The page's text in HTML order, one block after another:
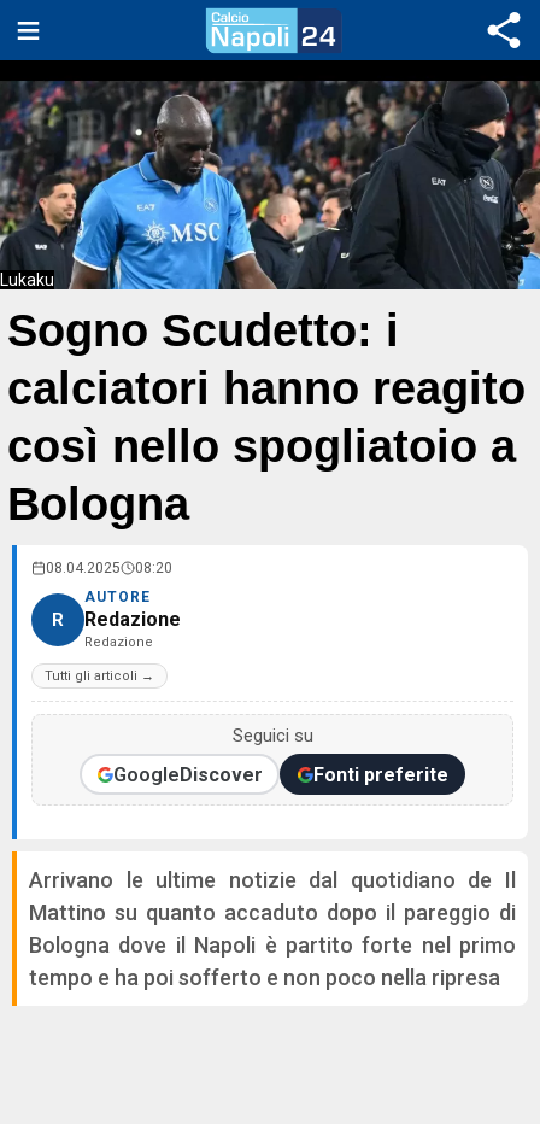
Lukaku
Sogno Scudetto: i
calciatori hanno reagito
così nello spogliatoio a
Bologna
08.04.2025 08:20
R
AUTORE
Redazione
Redazione
Tutti gli articoli →
Seguici su
GoogleDiscover Fonti preferite
Arrivano le ultime notizie dal quotidiano de Il
Mattino su quanto accaduto dopo il pareggio di
Bologna dove il Napoli è partito forte nel primo
tempo e ha poi sofferto e non poco nella ripresa